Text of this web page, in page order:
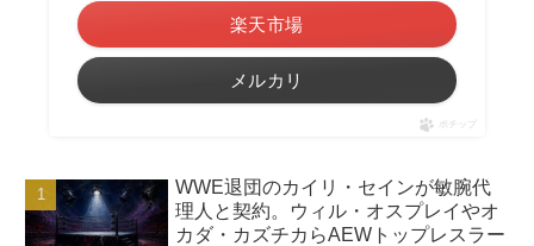
楽天市場
メルカリ
ポチップ
WWE退団のカイリ・セインが敏腕代
理人と契約。ウィル・オスプレイやオ
カダ・カズチカらAEWトップレスラー